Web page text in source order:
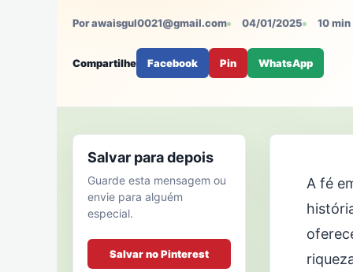
Por awaisgul0021@gmail.com 04/01/2025 10
Compartilhe Facebook Pin WhatsApp
Salvar para depois
Guarde esta mensagem ou
envie para alguém
especial.
Salvar no Pinterest
A fé